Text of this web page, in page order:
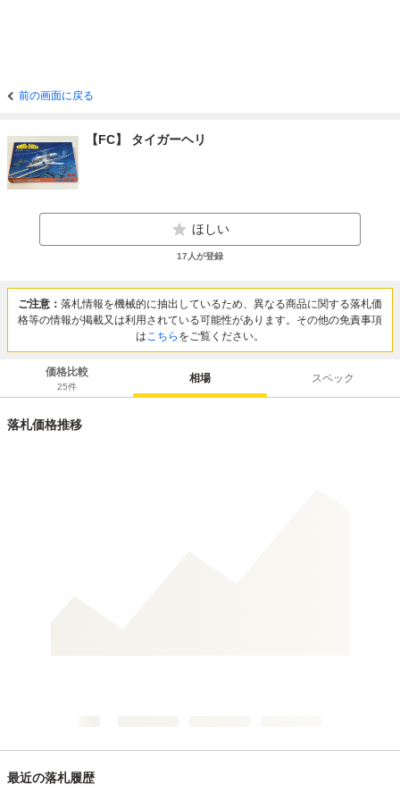
前の画面に戻る
【FC】 タイガーヘリ
ほしい
17 人が登録
ご注意： 落札情報を機械的に抽出しているため、異なる商品に関する落札価
格等の情報が掲載又は利用されている可能性があります。その他の免責事項
はこちら をご覧ください。
価格比較
25件
相場 スペック
落札価格推移
最近の落札履歴